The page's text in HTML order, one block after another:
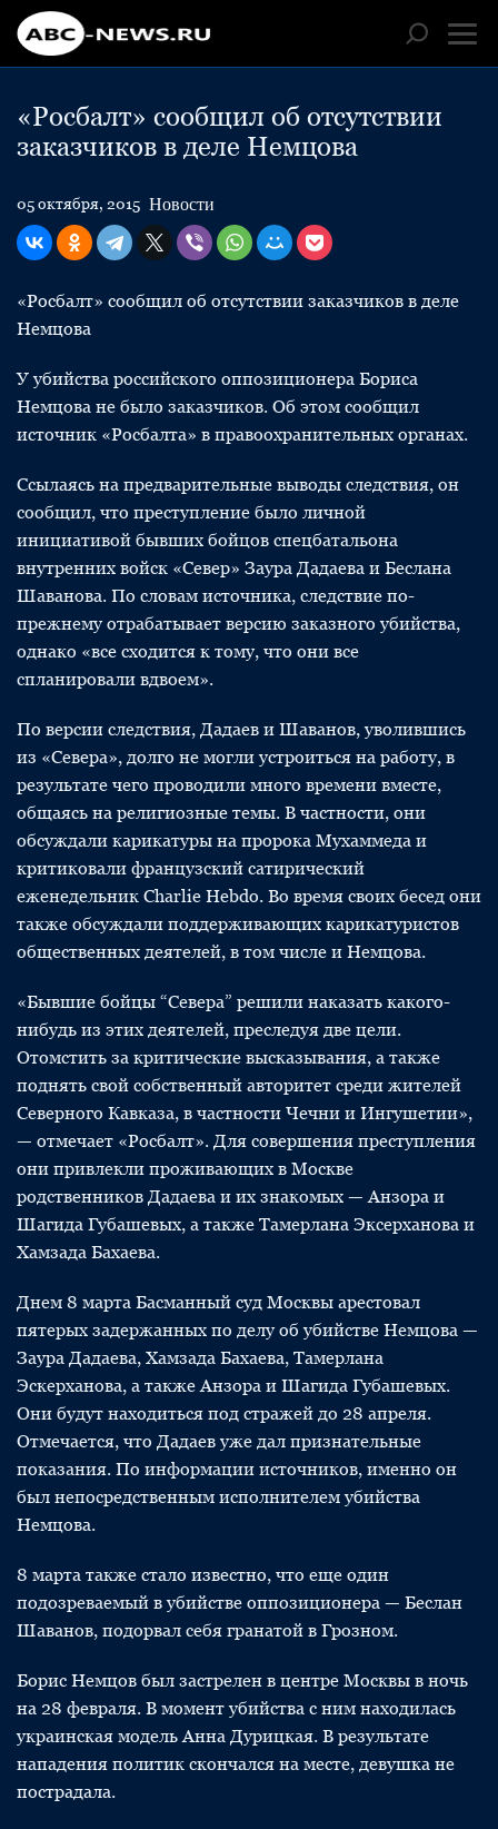
«Росбалт» сообщил об отсутствии
заказчиков в деле Немцова
05 октября, 2015 Новости
«Росбалт» сообщил об отсутствии заказчиков в деле
Немцова
У убийства российского оппозиционера Бориса
Немцова не было заказчиков. Об этом сообщил
источник «Росбалта» в правоохранительных органах.
Ссылаясь на предварительные выводы следствия, он
сообщил, что преступление было личной
инициативой бывших бойцов спецбатальона
внутренних войск «Север» Заура Дадаева и Беслана
Шаванова. По словам источника, следствие по-
прежнему отрабатывает версию заказного убийства,
однако «все сходится к тому, что они все
спланировали вдвоем».
По версии следствия, Дадаев и Шаванов, уволившись
из «Севера», долго не могли устроиться на работу, в
результате чего проводили много времени вместе,
общаясь на религиозные темы. В частности, они
обсуждали карикатуры на пророка Мухаммеда и
критиковали французский сатирический
еженедельник Charlie Hebdo. Во время своих бесед они
также обсуждали поддерживающих карикатуристов
общественных деятелей, в том числе и Немцова.
«Бывшие бойцы “Севера” решили наказать какого-
нибудь из этих деятелей, преследуя две цели.
Отомстить за критические высказывания, а также
поднять свой собственный авторитет среди жителей
Северного Кавказа, в частности Чечни и Ингушетии»,
— отмечает «Росбалт». Для совершения преступления
они привлекли проживающих в Москве
родственников Дадаева и их знакомых — Анзора и
Шагида Губашевых, а также Тамерлана Эксерханова и
Хамзада Бахаева.
Днем 8 марта Басманный суд Москвы арестовал
пятерых задержанных по делу об убийстве Немцова —
Заура Дадаева, Хамзада Бахаева, Тамерлана
Эскерханова, а также Анзора и Шагида Губашевых.
Они будут находиться под стражей до 28 апреля.
Отмечается, что Дадаев уже дал признательные
показания. По информации источников, именно он
был непосредственным исполнителем убийства
Немцова.
8 марта также стало известно, что еще один
подозреваемый в убийстве оппозиционера — Беслан
Шаванов, подорвал себя гранатой в Грозном.
Борис Немцов был застрелен в центре Москвы в ночь
на 28 февраля. В момент убийства с ним находилась
украинская модель Анна Дурицкая. В результате
нападения политик скончался на месте, девушка не
пострадала.